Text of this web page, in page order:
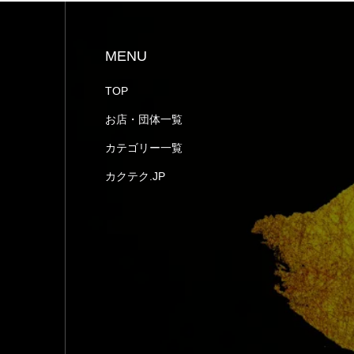
MENU
TOP
お店・団体一覧
カテゴリー一覧
カクテク.JP